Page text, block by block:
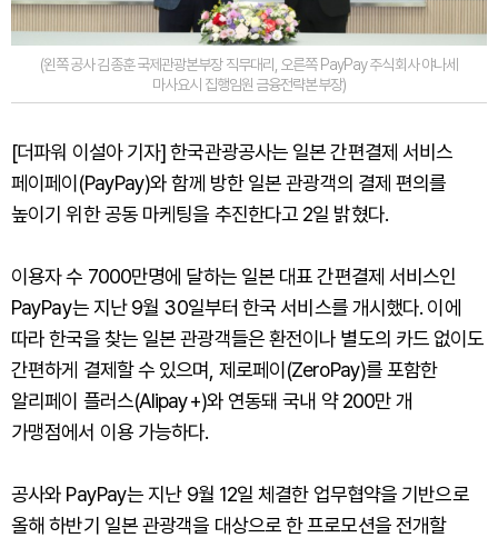
(왼쪽 공사 김종훈 국제관광본부장 직무대리, 오른쪽 PayPay 주식회사 야나세
마사요시 집행임원 금융전략본부장)
[더파워 이설아 기자] 한국관광공사는 일본 간편결제 서비스
페이페이(PayPay)와 함께 방한 일본 관광객의 결제 편의를
높이기 위한 공동 마케팅을 추진한다고 2일 밝혔다.
이용자 수 7000만명에 달하는 일본 대표 간편결제 서비스인
PayPay는 지난 9월 30일부터 한국 서비스를 개시했다. 이에
따라 한국을 찾는 일본 관광객들은 환전이나 별도의 카드 없이도
간편하게 결제할 수 있으며, 제로페이(ZeroPay)를 포함한
알리페이 플러스(Alipay+)와 연동돼 국내 약 200만 개
가맹점에서 이용 가능하다.
공사와 PayPay는 지난 9월 12일 체결한 업무협약을 기반으로
올해 하반기 일본 관광객을 대상으로 한 프로모션을 전개할